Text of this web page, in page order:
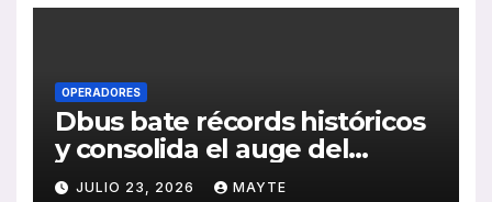
OPERADORES
Dbus bate récords históricos
y consolida el auge del
transporte público en San
JULIO 23, 2026 MAYTE